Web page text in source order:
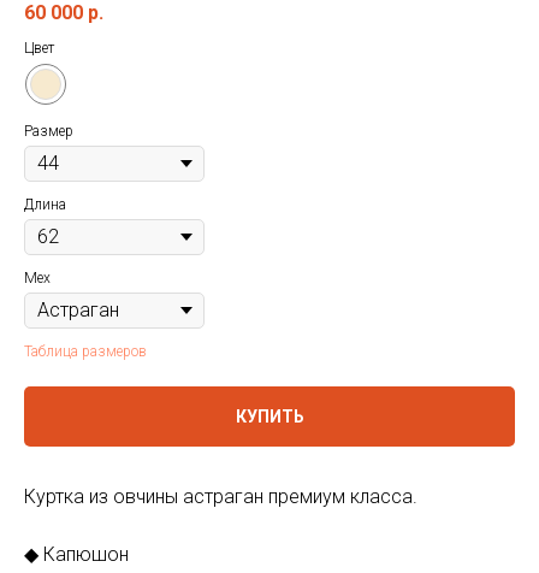
60 000 р.
Цвет
Размер
Длина
Мех
Таблица размеров
КУПИТЬ
Куртка из овчины астраган премиум класса.
◆ Капюшон